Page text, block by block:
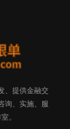
、提供金融交
询、实施、服
。